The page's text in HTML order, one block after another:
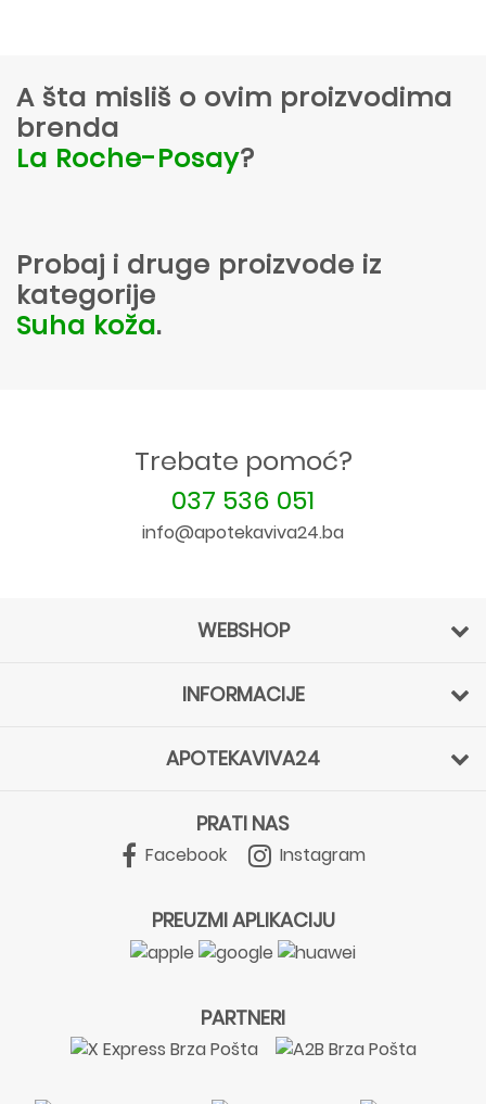
A šta misliš o ovim proizvodima
brenda
La Roche-Posay?
Probaj i druge proizvode iz
kategorije
Suha koža.
Trebate pomoć?
037 536 051
info@apotekaviva24.ba
WEBSHOP
INFORMACIJE
APOTEKAVIVA24
PRATI NAS
Facebook Instagram
PREUZMI APLIKACIJU
PARTNERI